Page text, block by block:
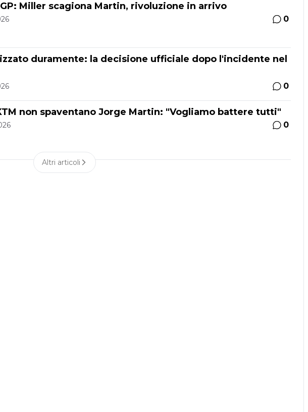
Miller scagiona Martin, rivoluzione in arrivo
0
duramente: la decisione ufficiale dopo l'incidente nel
0
non spaventano Jorge Martin: "Vogliamo battere tutti"
0
Altri articoli